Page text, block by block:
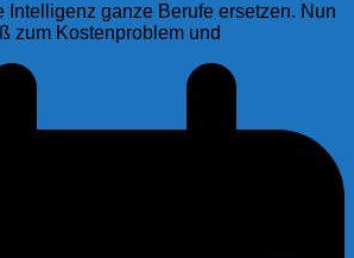
Intelligenz ganze Berufe ersetzen. Nun
zum Kostenproblem und